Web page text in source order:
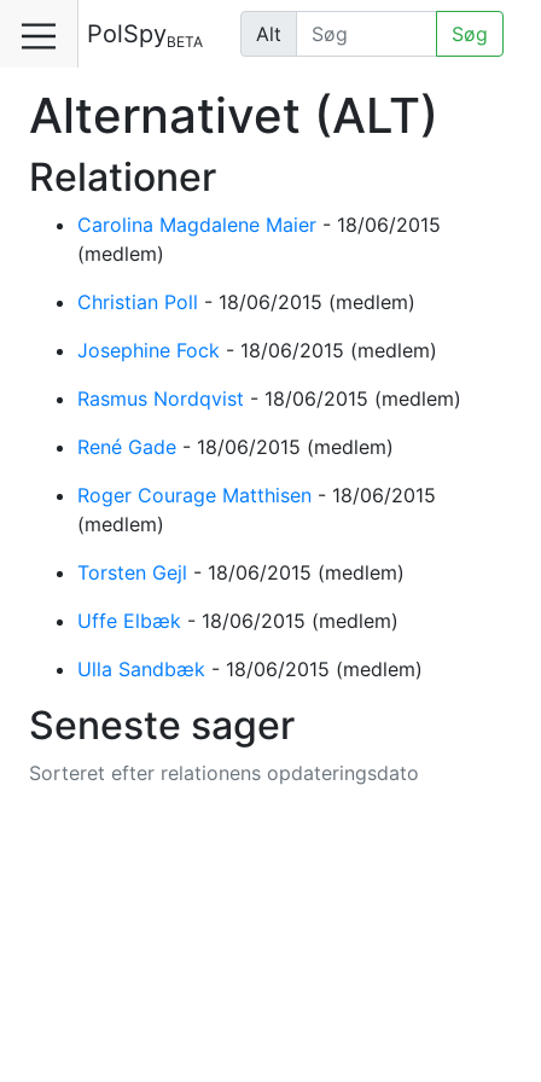
PolSpyBETA Alt Søg
Alternativet (ALT)
Relationer
Carolina Magdalene Maier - 18/06/2015
(medlem)
Christian Poll - 18/06/2015 (medlem)
Josephine Fock - 18/06/2015 (medlem)
Rasmus Nordqvist - 18/06/2015 (medlem)
René Gade - 18/06/2015 (medlem)
Roger Courage Matthisen - 18/06/2015
(medlem)
Torsten Gejl - 18/06/2015 (medlem)
Uffe Elbæk - 18/06/2015 (medlem)
Ulla Sandbæk - 18/06/2015 (medlem)
Seneste sager
Sorteret efter relationens opdateringsdato